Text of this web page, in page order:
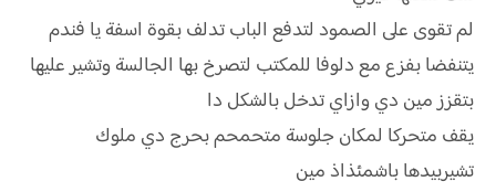
لم تقوى على الصمود لتدفع الباب تدلف بقوة اسفة يا فندم
يتنفضا بفزع مع دلوفا للمكتب لتصرخ بها الجالسة وتشير عليها
بتقزز مين دي وازاي تدخل بالشكل دا
يقف متحركا لمكان جلوسة متحمحم بحرج دي ملوك
تشيربيدها باشمئذاذ مين